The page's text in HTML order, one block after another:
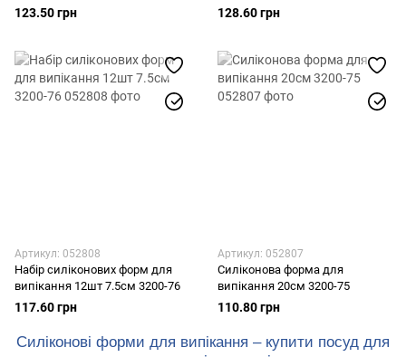
Herbal Airfryer 20x20x6см (RG-
123.50 грн
Herbal Airfryer 20.5x20.5x7см
(RG-10219)
128.60 грн
Артикул: 052808
Набір силіконових форм для
випікання 12шт 7.5см 3200-76
117.60 грн
Артикул: 052807
Силіконова форма для
випікання 20см 3200-75
110.80 грн
Силіконові форми для випікання – купити посуд для